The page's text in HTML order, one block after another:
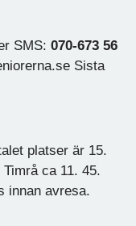
SMS: 070-673 56
Sista
platser är 15.
ca 11. 45.
innan avresa.